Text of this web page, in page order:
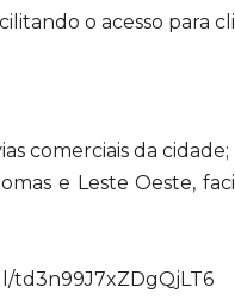
o acesso para
comerciais da cidade;
e Leste Oeste,
td3n99J7xZDgQjLT6